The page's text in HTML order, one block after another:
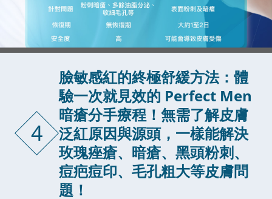
4
臉敏感紅的終極舒緩方法：體
驗一次就見效的 Perfect Men
暗瘡分手療程！無需了解皮膚
泛紅原因與源頭，一樣能解決
玫瑰痤瘡、暗瘡、黑頭粉刺、
痘疤痘印、毛孔粗大等皮膚問
題！